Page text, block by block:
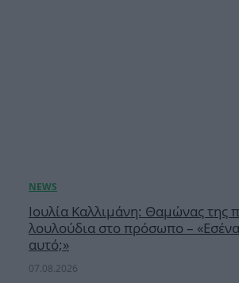
Ιουλία Καλλιμάνη: Θαμώνας της
λουλούδια στο πρόσωπο –
αυτό;»
07.08.2026